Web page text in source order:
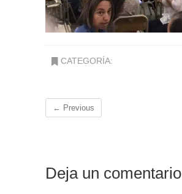
CATEGORÍA:
← Previous
Deja un comentario